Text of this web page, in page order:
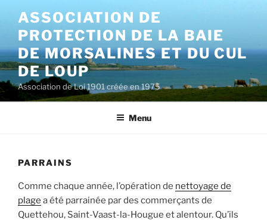
contenu
principal
ASSOCIATION DE
PROTECTION DE LA BAIE
DE MORSALINES ET DU CUL
DE LOUP
Association de Loi 1901 créée en 1975
Menu
PARRAINS
Comme chaque année, l’opération de nettoyage de
plage a été parrainée par des commerçants de
Quettehou, Saint-Vaast-la-Hougue et alentour. Qu’ils